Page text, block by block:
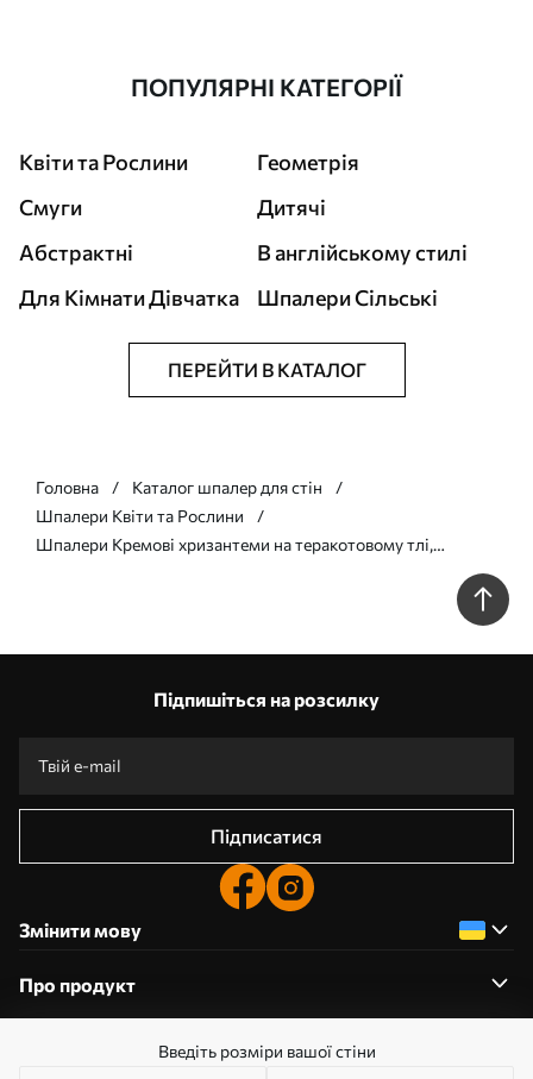
Введіть розміри вашої стіни
ПОПУЛЯРНІ КАТЕГОРІЇ
Квіти та Рослини
Геометрія
Смуги
Дитячі
Абстрактні
В англійському стилі
Для Кімнати Дівчатка
Шпалери Сільські
ПЕРЕЙТИ В КАТАЛОГ
Головна
Каталог шпалер для стін
Шпалери Квіти та Рослини
Шпалери Кремові хризантеми на теракотовому тлі,
Підпишіться на розсилку
Підписатися
Змінити мову
Про продукт